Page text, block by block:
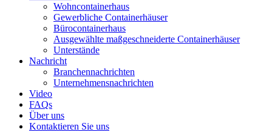
Wohncontainerhaus
Gewerbliche Containerhäuser
Bürocontainerhaus
Ausgewählte maßgeschneiderte Containerhäuser
Unterstände
Nachricht
Branchennachrichten
Unternehmensnachrichten
Video
FAQs
Über uns
Kontaktieren Sie uns